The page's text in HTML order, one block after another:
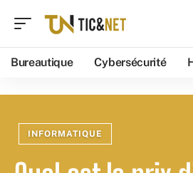
Bureautique Cybersécurité
INFORMATIQUE